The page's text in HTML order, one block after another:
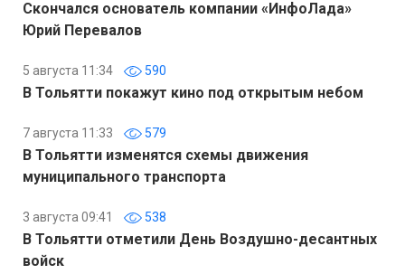
Скончался основатель компании «ИнфоЛада»
Юрий Перевалов
5 августа 11:34 590
В Тольятти покажут кино под открытым небом
7 августа 11:33 579
В Тольятти изменятся схемы движения
муниципального транспорта
3 августа 09:41 538
В Тольятти отметили День Воздушно-десантных
войск